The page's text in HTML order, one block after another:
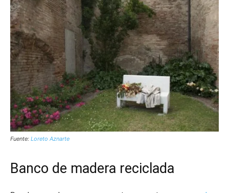
Fuente: Loreto Aznarte
Banco de madera reciclada